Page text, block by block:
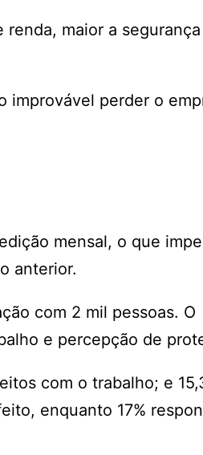
maior a
improvável perder o
mensal, o que
anterior.
com 2 mil pessoas. O
e percepção de
com o trabalho; e
enquanto 17%